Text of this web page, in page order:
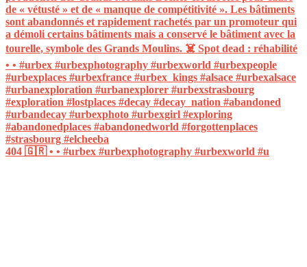
404 🇬🇷 • • #urbex #urbexphotography #urbexworld #u